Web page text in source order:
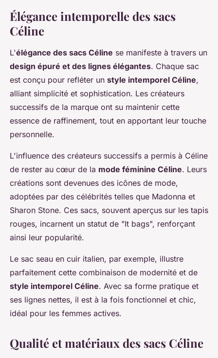
Élégance intemporelle des sacs
Céline
L'élégance des sacs Céline se manifeste à travers un
design épuré et des lignes élégantes. Chaque sac
est conçu pour refléter un style intemporel Céline,
alliant simplicité et sophistication. Les créateurs
successifs de la marque ont su maintenir cette
essence de raffinement, tout en apportant leur touche
personnelle.
L'influence des créateurs successifs a permis à Céline
de rester au cœur de la mode féminine Céline. Leurs
créations sont devenues des icônes de mode,
adoptées par des célébrités telles que Madonna et
Sharon Stone. Ces sacs, souvent aperçus sur les tapis
rouges, incarnent un statut de "It bags", renforçant
ainsi leur popularité.
Le sac seau en cuir italien, par exemple, illustre
parfaitement cette combinaison de modernité et de
style intemporel Céline. Avec sa forme pratique et
ses lignes nettes, il est à la fois fonctionnel et chic,
idéal pour les femmes actives.
Qualité et matériaux des sacs Céline